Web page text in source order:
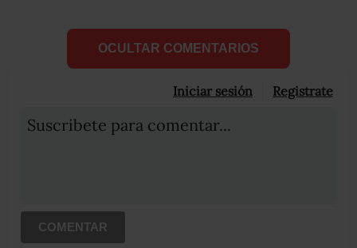
OCULTAR COMENTARIOS
Iniciar sesión Registrate
Suscribete para comentar...
COMENTAR